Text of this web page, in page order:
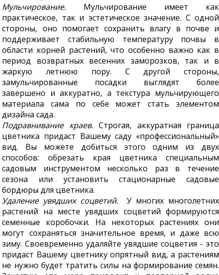
Мульчирование. Мульчирование имеет как
практическое, так и эстетическое значение. С одной
стороны, оно помогает сохранить влагу в почве и
поддерживает стабильную температуру почвы в
области корней растений, что особенно важно как в
период возвратных весенних заморозков, так и в
жаркую летнюю пору. С другой стороны,
замульчированные посадки выглядят более
завершено и аккуратно, а текстура мульчирующего
материала сама по себе может стать элементом
дизайна сада.
Подравнивание краев.Строгая, аккуратная граница
цветника придаст Вашему саду «профессиональный»
вид. Вы можете добиться этого одним из двух
способов: обрезать края цветника специальным
садовым инструментом несколько раз в течение
сезона или установить стационарные садовые
бордюры для цветника.
Удаление увядших соцветий.У многих многолетних
растений на месте увядших соцветий формируются
семенные коробочки. На некоторых растениях они
могут сохраняться значительное время, и даже всю
зиму. Своевременно удаляйте увядшие соцветия - это
придаст Вашему цветнику опрятный вид, а растениям
не нужно будет тратить силы на формирование семян.